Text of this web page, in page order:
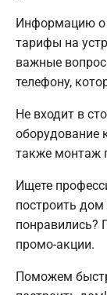
Информацию о
тарифы на
важные
телефону,
Не входит в
оборудование
также монтаж
Ищете
построить
понравились?
промо-акции.
Поможем